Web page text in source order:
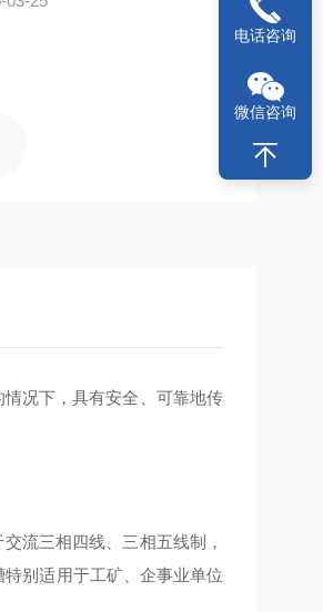
况下，具有安全、可靠地传
流三相四线、三相五线制，
别适用于工矿、企事业单位
电话咨询
微信咨询